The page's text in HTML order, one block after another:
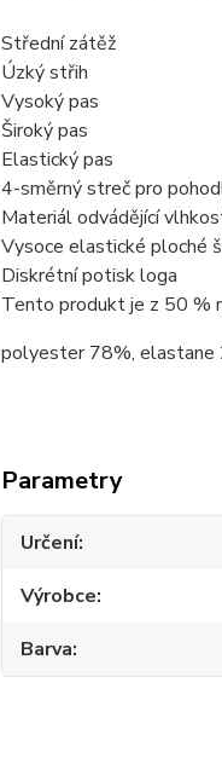
Střední zátěž
Úzký střih
Vysoký pas
Široký pas
Elastický pas
4-směrný streč pro
Materiál odvádějící
Vysoce elastické ploché
Diskrétní potisk loga
Tento produkt je z 50 %
polyester 78%, elastane
Parametry
Určení
Výrobce
Barva